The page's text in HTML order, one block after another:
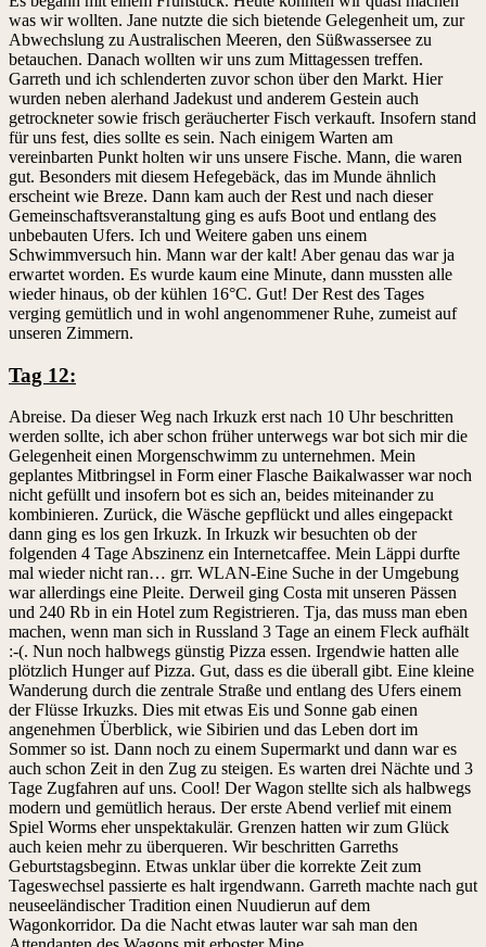
was wir wollten. Jane nutzte die sich bietende Gelegenheit um, zur
Abwechslung zu Australischen Meeren, den Süßwassersee zu
betauchen. Danach wollten wir uns zum Mittagessen treffen.
Garreth und ich schlenderten zuvor schon über den Markt. Hier
wurden neben alerhand Jadekust und anderem Gestein auch
getrockneter sowie frisch geräucherter Fisch verkauft. Insofern stand
für uns fest, dies sollte es sein. Nach einigem Warten am
vereinbarten Punkt holten wir uns unsere Fische. Mann, die waren
gut. Besonders mit diesem Hefegebäck, das im Munde ähnlich
erscheint wie Breze. Dann kam auch der Rest und nach dieser
Gemeinschaftsveranstaltung ging es aufs Boot und entlang des
unbebauten Ufers. Ich und Weitere gaben uns einem
Schwimmversuch hin. Mann war der kalt! Aber genau das war ja
erwartet worden. Es wurde kaum eine Minute, dann mussten alle
wieder hinaus, ob der kühlen 16°C. Gut! Der Rest des Tages
verging gemütlich und in wohl angenommener Ruhe, zumeist auf
unseren Zimmern.
Tag 12:
Abreise. Da dieser Weg nach Irkuzk erst nach 10 Uhr beschritten
werden sollte, ich aber schon früher unterwegs war bot sich mir die
Gelegenheit einen Morgenschwimm zu unternehmen. Mein
geplantes Mitbringsel in Form einer Flasche Baikalwasser war noch
nicht gefüllt und insofern bot es sich an, beides miteinander zu
kombinieren. Zurück, die Wäsche gepflückt und alles eingepackt
dann ging es los gen Irkuzk. In Irkuzk wir besuchten ob der
folgenden 4 Tage Abszinenz ein Internetcaffee. Mein Läppi durfte
mal wieder nicht ran… grr. WLAN-Eine Suche in der Umgebung
war allerdings eine Pleite. Derweil ging Costa mit unseren Pässen
und 240 Rb in ein Hotel zum Registrieren. Tja, das muss man eben
machen, wenn man sich in Russland 3 Tage an einem Fleck aufhält
:-(. Nun noch halbwegs günstig Pizza essen. Irgendwie hatten alle
plötzlich Hunger auf Pizza. Gut, dass es die überall gibt. Eine kleine
Wanderung durch die zentrale Straße und entlang des Ufers einem
der Flüsse Irkuzks. Dies mit etwas Eis und Sonne gab einen
angenehmen Überblick, wie Sibirien und das Leben dort im
Sommer so ist. Dann noch zu einem Supermarkt und dann war es
auch schon Zeit in den Zug zu steigen. Es warten drei Nächte und 3
Tage Zugfahren auf uns. Cool! Der Wagon stellte sich als halbwegs
modern und gemütlich heraus. Der erste Abend verlief mit einem
Spiel Worms eher unspektakulär. Grenzen hatten wir zum Glück
auch keien mehr zu überqueren. Wir beschritten Garreths
Geburtstagsbeginn. Etwas unklar über die korrekte Zeit zum
Tageswechsel passierte es halt irgendwann. Garreth machte nach gut
neuseeländischer Tradition einen Nuudierun auf dem
Wagonkorridor. Da die Nacht etwas lauter war sah man den